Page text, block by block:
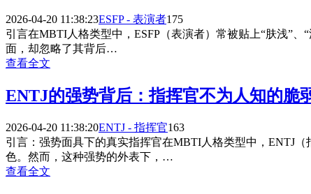
2026-04-20 11:38:23ESFP - 表演者175
引言在MBTI人格类型中，ESFP（表演者）常被贴上“肤浅”
面，却忽略了其背后…
查看全文
ENTJ的强势背后：指挥官不为人知的脆
2026-04-20 11:38:20ENTJ - 指挥官163
引言：强势面具下的真实指挥官在MBTI人格类型中，ENTJ
色。然而，这种强势的外表下，…
查看全文